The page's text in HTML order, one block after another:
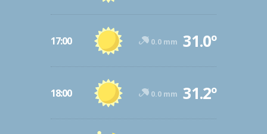
17:00 0.0 mm 31.0º
18:00 0.0 mm 31.2º